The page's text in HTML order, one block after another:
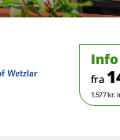
fra
1.577 kr.